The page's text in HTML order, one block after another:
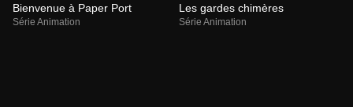
Bienvenue à Paper Port
Série Animation
Les gardes chimères
Série Animation